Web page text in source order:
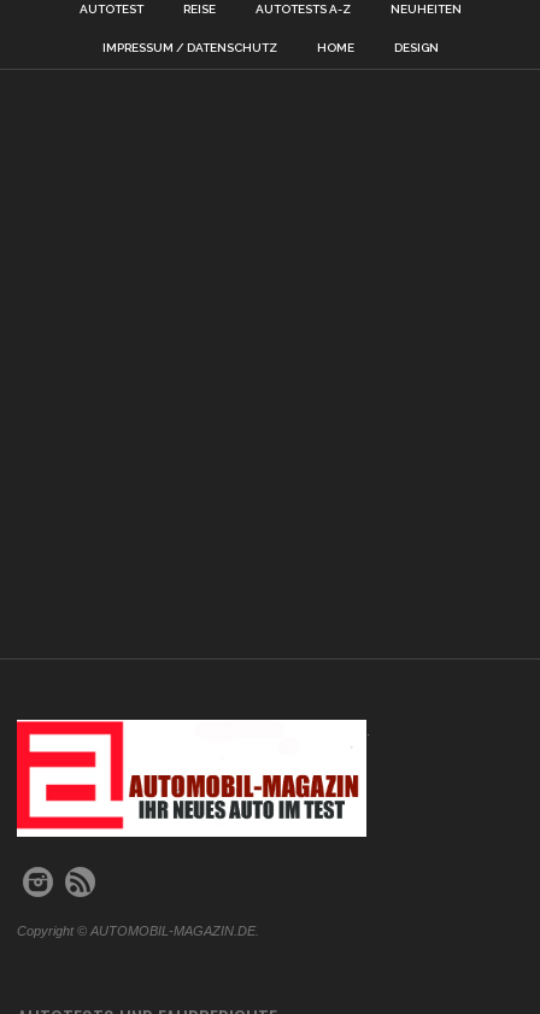
AUTOTEST REISE AUTOTESTS A-Z NEUHEITEN
IMPRESSUM / DATENSCHUTZ HOME DESIGN
.
Copyright © AUTOMOBIL-MAGAZIN.DE.